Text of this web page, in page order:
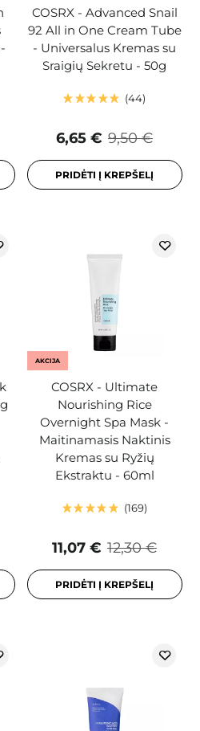
COSRX - Advanced Snail
92 All in One Cream Tube
- Universalus Kremas su
Sraigių Sekretu - 50g
44
9,50 €
6,65 €
PRIDĖTI Į KREPŠELĮ
AKCIJA
COSRX - Ultimate
Nourishing Rice
Overnight Spa Mask -
Maitinamasis Naktinis
Kremas su Ryžių
Ekstraktu - 60ml
169
12,30 €
11,07 €
PRIDĖTI Į KREPŠELĮ